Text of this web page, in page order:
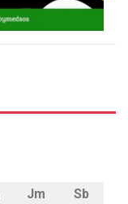
Jm Sb